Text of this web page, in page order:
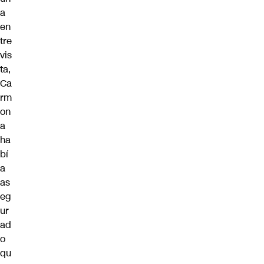
a
en
tre
vis
ta,
Ca
rm
on
a
ha
bí
a
as
eg
ur
ad
o
qu